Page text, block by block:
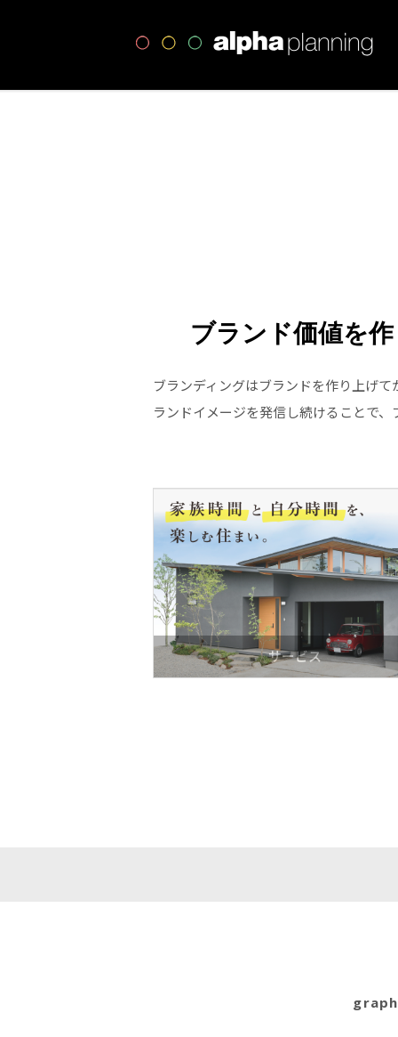
ブランド価値を
ブランディングはブランドを作り上げ
ランドイメージを発信し続けることで
サービス